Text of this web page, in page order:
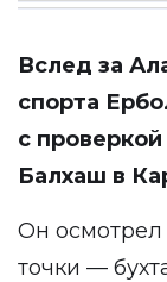
Вслед за
спорта
с
Балхаш в
Он осмотрел
точки —